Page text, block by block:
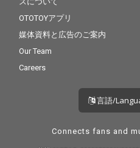
OTOTOYアプリ
媒体資料と広告のご案内
Our Team
Careers
言語/
Connects fans and